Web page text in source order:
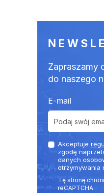
Zapraszamy
do naszego
E-mail
Akceptuje
zgodę
danych
otrzymywania